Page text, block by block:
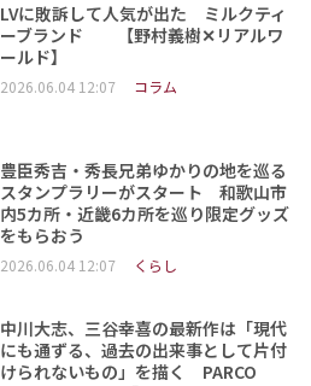
LVに敗訴して人気が出た ミルクティ
ーブランド 【野村義樹✕リアルワ
ールド】
2026.06.04 12:07 コラム
豊臣秀吉・秀長兄弟ゆかりの地を巡る
スタンプラリーがスタート 和歌山市
内5カ所・近畿6カ所を巡り限定グッズ
をもらおう
2026.06.04 12:07 くらし
中川大志、三谷幸喜の最新作は「現代
にも通ずる、過去の出来事として片付
けられないもの」を描く PARCO